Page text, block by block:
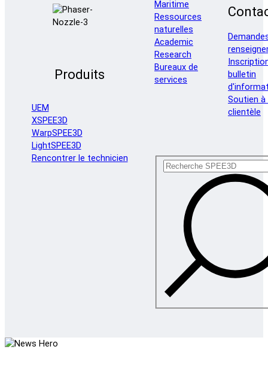
Produits
UEM
XSPEE3D
WarpSPEE3D
LightSPEE3D
Rencontrer le technicien
Maritime
Ressources
naturelles
Academic
Research
Bureaux de
services
bulletin
Soutien à
clientèle